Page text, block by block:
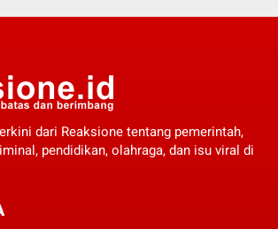
dari Reaksione tentang pemerintah,
pendidikan, olahraga, dan isu viral di